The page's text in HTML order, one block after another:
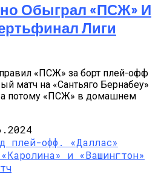
Обыграл «ПСЖ» И
Лиги
«ПСЖ» за борт плей-офф
матч на «Сантьяго Бернабеу»
а потому «ПСЖ» в домашнем